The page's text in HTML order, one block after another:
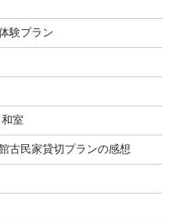
験プラン
室
古民家貸切プランの感想